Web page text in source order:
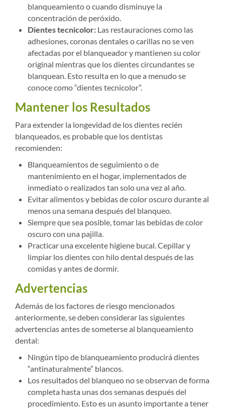
blanqueamiento o cuando disminuye la
concentración de peróxido.
Dientes tecnicolor: Las restauraciones como las
adhesiones, coronas dentales o carillas no se ven
afectadas por el blanqueador y mantienen su color
original mientras que los dientes circundantes se
blanquean. Esto resulta en lo que a menudo se
conoce como “dientes tecnicolor”.
Mantener los Resultados
Para extender la longevidad de los dientes recién
blanqueados, es probable que los dentistas
recomienden:
Blanqueamientos de seguimiento o de
mantenimiento en el hogar, implementados de
inmediato o realizados tan solo una vez al año.
Evitar alimentos y bebidas de color oscuro durante al
menos una semana después del blanqueo.
Siempre que sea posible, tomar las bebidas de color
oscuro con una pajilla.
Practicar una excelente higiene bucal. Cepillar y
limpiar los dientes con hilo dental después de las
comidas y antes de dormir.
Advertencias
Además de los factores de riesgo mencionados
anteriormente, se deben considerar las siguientes
advertencias antes de someterse al blanqueamiento
dental:
Ningún tipo de blanqueamiento producirá dientes
“antinaturalmente” blancos.
Los resultados del blanqueo no se observan de forma
completa hasta unas dos semanas después del
procedimiento. Esto es un asunto importante a tener